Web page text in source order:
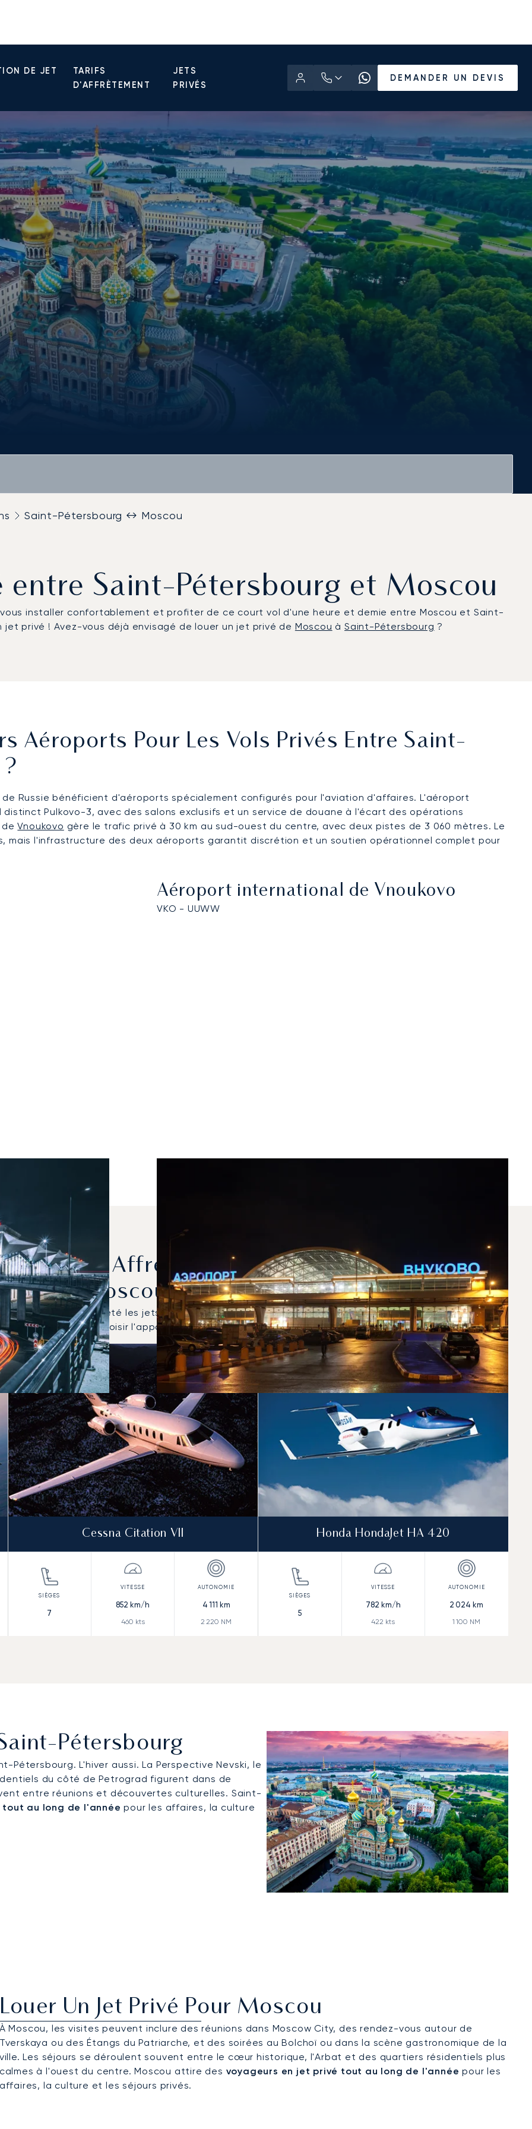
DE JET
TARIFS
D'AFFRÈTEMENT
JETS
PRIVÉS
DEMANDER UN DEVIS
Saint-Pétersbourg ↔ Moscou
entre Saint-Pétersbourg et Moscou
installer confortablement et profiter de ce court vol d'une heure et demie entre Moscou et Saint-
privé ! Avez-vous déjà envisagé de louer un jet privé de Moscou àSaint-Pétersbourg ?
Aéroports Pour Les Vols Privés Entre Saint-
Russie bénéficient d'aéroports spécialement configurés pour l'aviation d'affaires. L'aéroport
Pulkovo-3, avec des salons exclusifs et un service de douane à l'écart des opérations
deVnoukovo gère le trafic privé à 30 km au sud-ouest du centre, avec deux pistes de 3 060 mètres. Le
mais l'infrastructure des deux aéroports garantit discrétion et un soutien opérationnel complet pour
Aéroport international de Vnoukovo
VKO - UUWW
Les Plus Affrétés Entre Saint-Pétersbourg Et
Moscou ?
HA 420 ont été les jets privés les plus utilisés pour les vols entre Moscou et Saint-
peut vous aider à choisir l'appareil idéal :Contactez l'un de nos bureaux locaux.
et Moscou en 2025
Cessna Citation VII
7
852 km/h
460 kts
4 111 km
2 220 NM
Honda HondaJet HA 420
5
782 km/h
422 kts
2 024 km
1 100 NM
Pétersbourg
Pétersbourg. L'hiver aussi. La Perspective Nevski, le
du côté de Petrograd figurent dans de
entre réunions et découvertes culturelles. Saint-
au long de l'année pour les affaires, la culture
Louer Un Jet Privé Pour Moscou
À Moscou, les visites peuvent inclure des réunions dans Moscow City, des rendez-vous autour de
Tverskaya ou des Étangs du Patriarche, et des soirées au Bolchoï ou dans la scène gastronomique de la
ville. Les séjours se déroulent souvent entre le cœur historique, l'Arbat et des quartiers résidentiels plus
calmes à l'ouest du centre. Moscou attire des voyageurs en jet privé tout au long de l'année pour les
la culture et les séjours privés.